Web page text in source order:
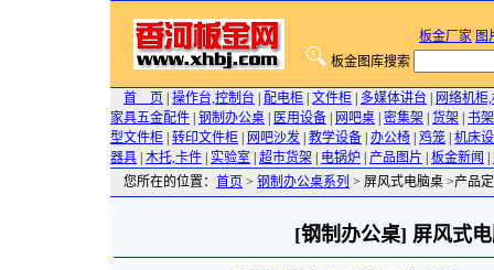
板金厂家 图
板金图库搜索
首 页 操作台,控制台 配电柜 文件柜 多媒体讲台
网络机柜
家具五金配件 钢制办公桌 医用设备 网吧桌 密集架 货架 书架
型文件柜 转印文件柜 网吧沙发 教学设备 办公椅 鸡笼 机床
器具 木托,卡件 实验室 超市货架 电锅炉 产品图片 板金新闻
您所在的位置： 首页 > 钢制办公桌系列 > 屏风式电脑桌 >产品
[钢制办公桌] 屏风式